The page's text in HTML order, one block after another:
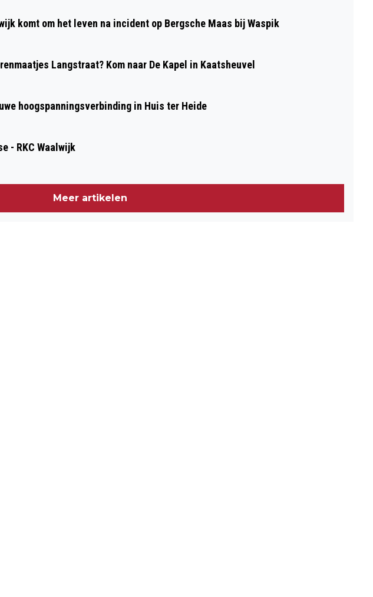
BON
komt om het leven na incident op Bergsche Maas bij Waspik
Langstraat? Kom naar De Kapel in Kaatsheuvel
hoogspanningsverbinding in Huis ter Heide
- RKC Waalwijk
Meer artikelen